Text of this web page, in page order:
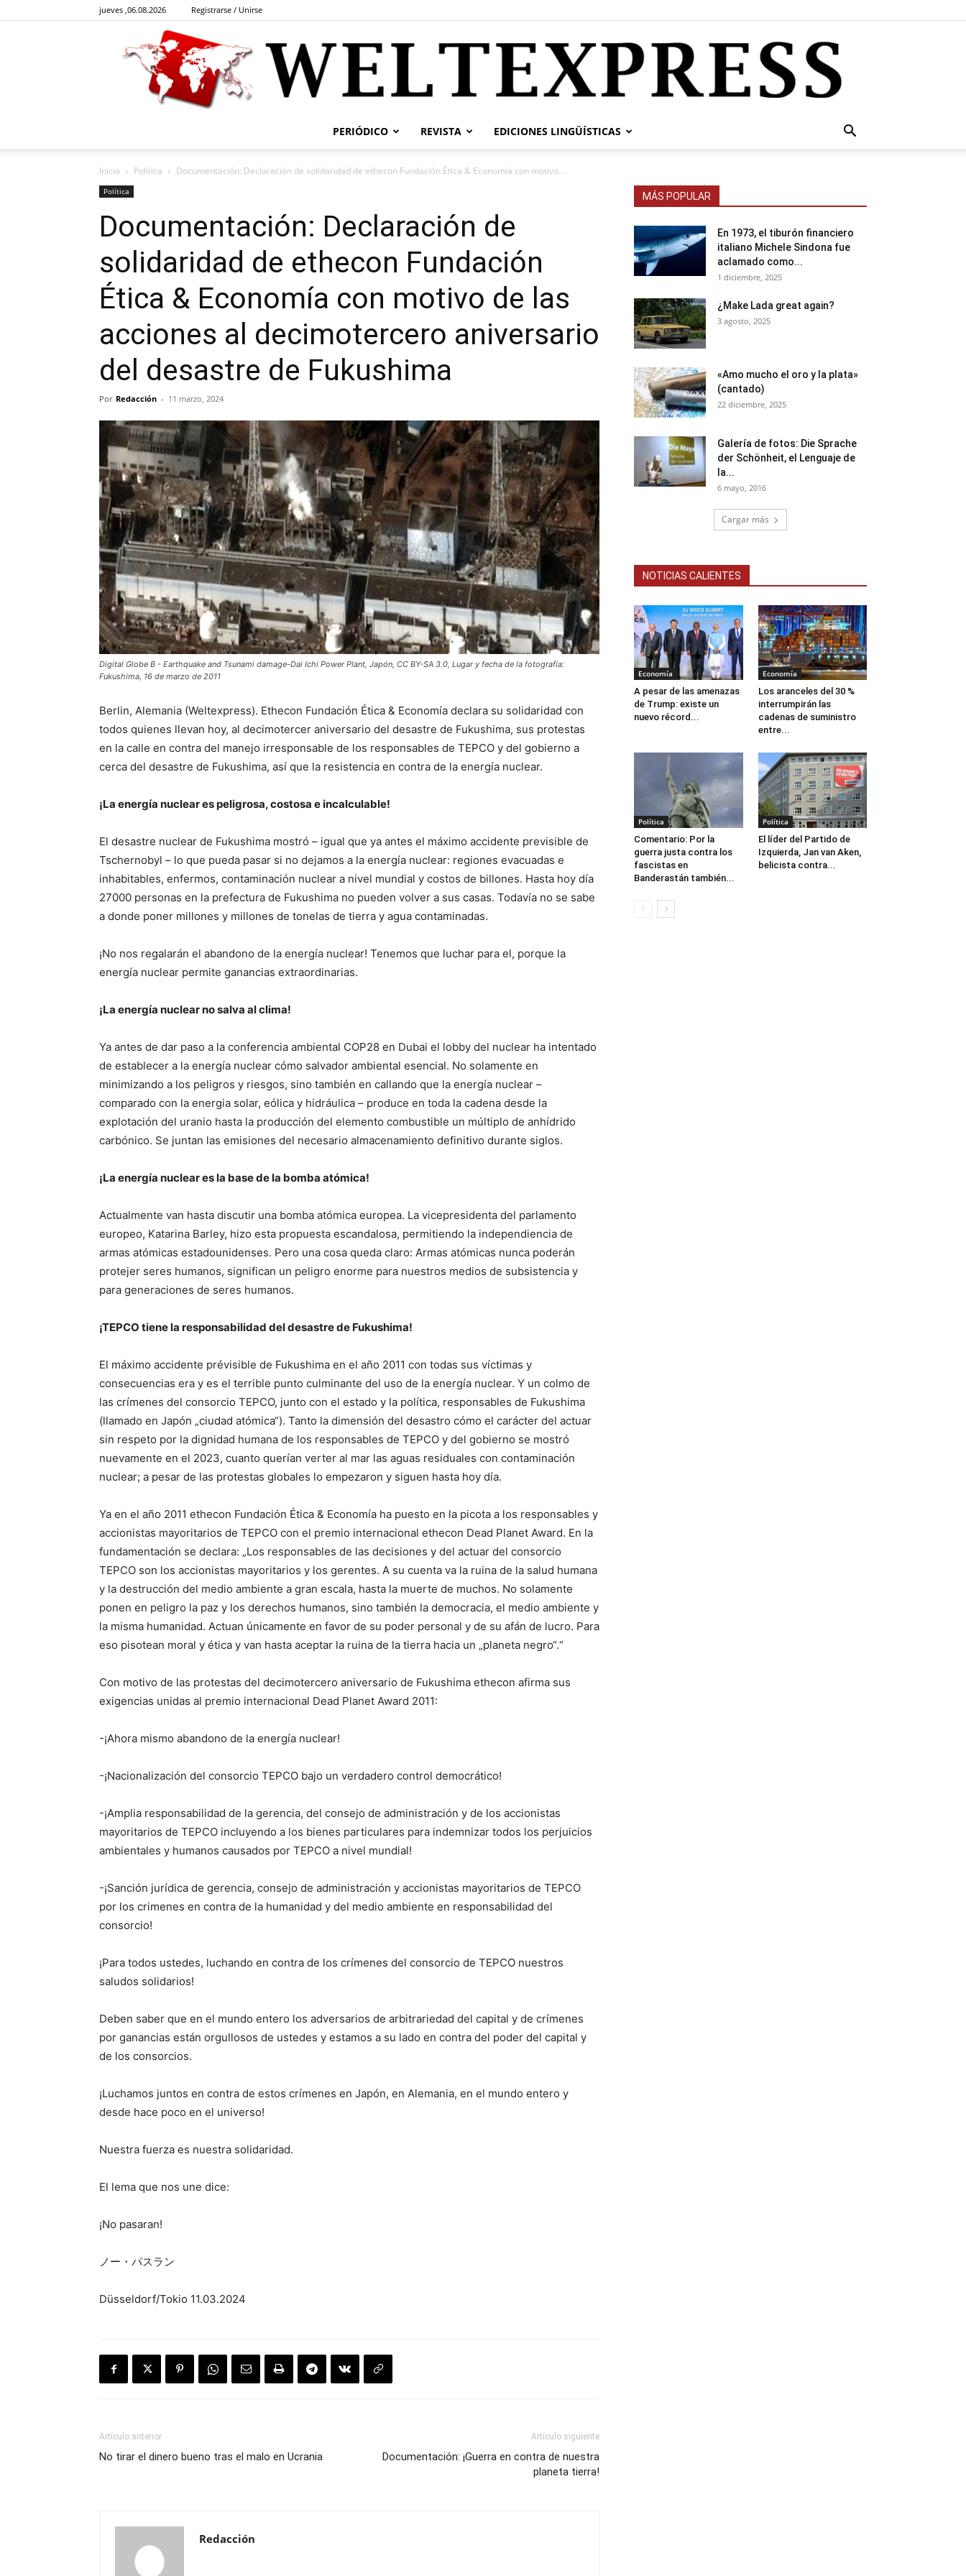
jueves ,06.08.2026 Registrarse / Unirse
PERIÓDICO REVISTA EDICIONES LINGÜÍSTICAS
Inicio Política Documentación: Declaración de solidaridad de ethecon Fundación Ética & Economía con motivo...
Política
Documentación: Declaración de
solidaridad de ethecon Fundación
Ética & Economía con motivo de las
acciones al decimotercero aniversario
del desastre de Fukushima
Por Redacción - 11 marzo, 2024
Digital Globe B - Earthquake and Tsunami damage-Dai Ichi Power Plant, Japón, CC BY-SA 3.0, Lugar y fecha de la fotografía:
Fukushima, 16 de marzo de 2011
Berlin, Alemania (Weltexpress). Ethecon Fundación Ética & Economía declara su solidaridad con
todos quienes llevan hoy, al decimotercer aniversario del desastre de Fukushima, sus protestas
en la calle en contra del manejo irresponsable de los responsables de TEPCO y del gobierno a
cerca del desastre de Fukushima, así que la resistencia en contra de la energía nuclear.
¡La energía nuclear es peligrosa, costosa e incalculable!
El desastre nuclear de Fukushima mostró – igual que ya antes el máximo accidente previsible de
Tschernobyl – lo que pueda pasar si no dejamos a la energía nuclear: regiones evacuadas e
inhabitables, enfermos, contaminación nuclear a nivel mundial y costos de billones. Hasta hoy día
27000 personas en la prefectura de Fukushima no pueden volver a sus casas. Todavía no se sabe
a donde poner millones y millones de tonelas de tierra y agua contaminadas.
¡No nos regalarán el abandono de la energía nuclear! Tenemos que luchar para el, porque la
energía nuclear permite ganancias extraordinarias.
¡La energía nuclear no salva al clima!
Ya antes de dar paso a la conferencia ambiental COP28 en Dubai el lobby del nuclear ha intentado
de establecer a la energía nuclear cómo salvador ambiental esencial. No solamente en
minimizando a los peligros y riesgos, sino también en callando que la energía nuclear –
comparado con la energia solar, eólica y hidráulica – produce en toda la cadena desde la
explotación del uranio hasta la producción del elemento combustible un múltiplo de anhídrido
carbónico. Se juntan las emisiones del necesario almacenamiento definitivo durante siglos.
¡La energía nuclear es la base de la bomba atómica!
Actualmente van hasta discutir una bomba atómica europea. La vicepresidenta del parlamento
europeo, Katarina Barley, hizo esta propuesta escandalosa, permitiendo la independiencia de
armas atómicas estadounidenses. Pero una cosa queda claro: Armas atómicas nunca poderán
protejer seres humanos, significan un peligro enorme para nuestros medios de subsistencia y
para generaciones de seres humanos.
¡TEPCO tiene la responsabilidad del desastre de Fukushima!
El máximo accidente prévisible de Fukushima en el año 2011 con todas sus víctimas y
consecuencias era y es el terrible punto culminante del uso de la energía nuclear. Y un colmo de
las crímenes del consorcio TEPCO, junto con el estado y la política, responsables de Fukushima
(llamado en Japón „ciudad atómica“). Tanto la dimensión del desastro cómo el carácter del actuar
sin respeto por la dignidad humana de los responsables de TEPCO y del gobierno se mostró
nuevamente en el 2023, cuanto querían verter al mar las aguas residuales con contaminación
nuclear; a pesar de las protestas globales lo empezaron y siguen hasta hoy día.
Ya en el año 2011 ethecon Fundación Ética & Economía ha puesto en la picota a los responsables y
accionistas mayoritarios de TEPCO con el premio internacional ethecon Dead Planet Award. En la
fundamentación se declara: „Los responsables de las decisiones y del actuar del consorcio
TEPCO son los accionistas mayoritarios y los gerentes. A su cuenta va la ruina de la salud humana
y la destrucción del medio ambiente a gran escala, hasta la muerte de muchos. No solamente
ponen en peligro la paz y los derechos humanos, sino también la democracia, el medio ambiente y
la misma humanidad. Actuan únicamente en favor de su poder personal y de su afán de lucro. Para
eso pisotean moral y ética y van hasta aceptar la ruina de la tierra hacia un „planeta negro“.“
Con motivo de las protestas del decimotercero aniversario de Fukushima ethecon afirma sus
exigencias unidas al premio internacional Dead Planet Award 2011:
-¡Ahora mismo abandono de la energía nuclear!
-¡Nacionalización del consorcio TEPCO bajo un verdadero control democrático!
-¡Amplia responsabilidad de la gerencia, del consejo de administración y de los accionistas
mayoritarios de TEPCO incluyendo a los bienes particulares para indemnizar todos los perjuicios
ambientales y humanos causados por TEPCO a nivel mundial!
-¡Sanción jurídica de gerencia, consejo de administración y accionistas mayoritarios de TEPCO
por los crimenes en contra de la humanidad y del medio ambiente en responsabilidad del
consorcio!
¡Para todos ustedes, luchando en contra de los crímenes del consorcio de TEPCO nuestros
saludos solidarios!
Deben saber que en el mundo entero los adversarios de arbitrariedad del capital y de crímenes
por ganancias están orgullosos de ustedes y estamos a su lado en contra del poder del capital y
de los consorcios.
¡Luchamos juntos en contra de estos crímenes en Japón, en Alemania, en el mundo entero y
desde hace poco en el universo!
Nuestra fuerza es nuestra solidaridad.
El lema que nos une dice:
¡No pasaran!
ノー・パスラン
Düsseldorf/Tokio 11.03.2024
Artículo anterior
No tirar el dinero bueno tras el malo en Ucrania
Artículo siguiente
Documentación: ¡Guerra en contra de nuestra
planeta tierra!
Redacción
MÁS POPULAR
En 1973, el tiburón financiero
italiano Michele Sindona fue
aclamado como...
1 diciembre, 2025
¿Make Lada great again?
3 agosto, 2025
«Amo mucho el oro y la plata»
(cantado)
22 diciembre, 2025
Galería de fotos: Die Sprache
der Schönheit, el Lenguaje de
la...
6 mayo, 2016
Cargar más
NOTICIAS CALIENTES
Economía
A pesar de las amenazas
de Trump: existe un
nuevo récord...
Economía
Los aranceles del 30 %
interrumpirán las
cadenas de suministro
entre...
Política
Comentario: Por la
guerra justa contra los
fascistas en
Banderastán también...
Política
El líder del Partido de
Izquierda, Jan van Aken,
belicista contra...